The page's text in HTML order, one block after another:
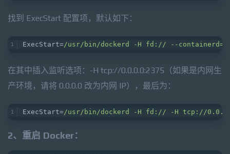
找到 ExecStart 配置项，默认如下：
ExecStart=/usr/bin/dockerd -H fd:// --containerd=/
在其中插入监听选项：-H tcp://0.0.0.0:2375（如果是内网生
产环境，请将 0.0.0.0 改为内网 IP），最后为：
ExecStart=/usr/bin/dockerd -H fd:// -H tcp://
2、重启 Docker：